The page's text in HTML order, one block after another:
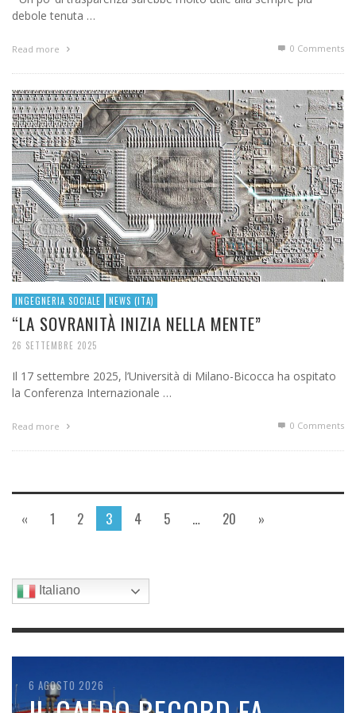
debole tenuta …
Read more 0 Comments
INGEGNERIA SOCIALE NEWS (ITA)
“LA SOVRANITÀ INIZIA NELLA MENTE”
26 SETTEMBRE 2025
Il 17 settembre 2025, l’Università di Milano-Bicocca ha ospitato
la Conferenza Internazionale …
Read more 0 Comments
« 1 2 3 4 5 … 20 »
Italiano
7 AGOSTO 2026
6 AGOSTO 2026
6 AGOSTO 2026
5 AGOSTO 2026
5 AGOSTO 2026